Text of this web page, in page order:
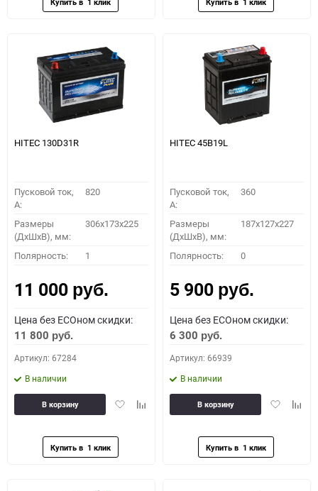
HITEC 130D31R
Пусковой ток,
A:
820
Размеры
(ДхШхВ), мм:
306x173x225
Полярность: 1
11 000 руб.
Цена без ECOном скидки:
11 800 руб.
Артикул: 67284
В наличии
ДобавитьДобавить
В корзину
HITEC 45B19L
Пусковой ток,
A:
360
Размеры
(ДхШхВ), мм:
187x127x227
Полярность: 0
5 900 руб.
Цена без ECOном скидки:
6 300 руб.
Артикул: 66939
В наличии
Добавить
В корзину